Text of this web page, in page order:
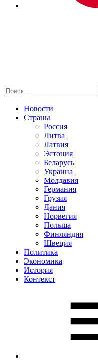
Новости
Страны
Россия
Литва
Латвия
Эстония
Беларусь
Украина
Молдавия
Германия
Грузия
Дания
Норвегия
Польша
Финляндия
Швеция
Политика
Экономика
История
Контекст